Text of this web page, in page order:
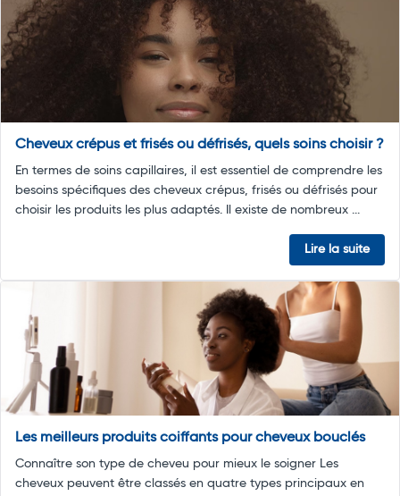
Cheveux crépus et frisés ou défrisés, quels soins choisir ?
En termes de soins capillaires, il est essentiel de comprendre les
besoins spécifiques des cheveux crépus, frisés ou défrisés pour
choisir les produits les plus adaptés. Il existe de nombreux ...
Lire la suite
Les meilleurs produits coiffants pour cheveux bouclés
Connaître son type de cheveu pour mieux le soigner Les
cheveux peuvent être classés en quatre types principaux en